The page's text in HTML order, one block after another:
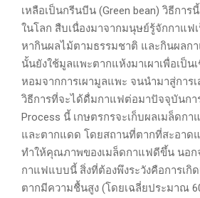
เหลือเป็นกรีนบีน (Green bean) วิธีการ
ในโลก สืบเนื่องมาจากมนุษย์รู้จักกาแฟ
หากินผลไม้ตามธรรมชาติ และกินผลก
นั้นยังใช้มูลแพะตากแห้งมาเผาเพื่อเป็น
หอมจากการเผามูลแพะ จนนำมาสู่การ
วิธีการที่จะได้ดื่มกาแฟต่อมาปัจจุบันกา
Process นี้ เกษตรกรจะเก็บผลเมล็ดก
และตากแดด โดยสถานที่ตากที่สะอาด
ทำให้คุณภาพของเมล็ดกาแฟดีขึ้น นอก
กาแฟแบบนี้ สิ่งที่ต้องพึงระวังคือการเกิ
ตากมีความชื้นสูง (โดยเฉลี่ยประมาณ